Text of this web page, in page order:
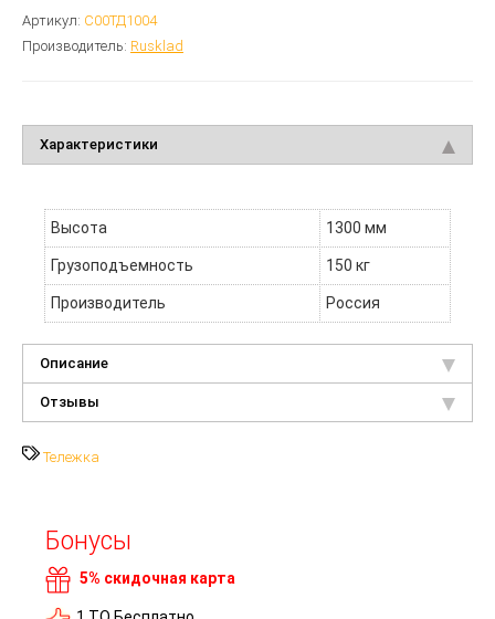
Артикул: С00ТД1004
Производитель: Rusklad
Характеристики
Высота 1300 мм
Грузоподъемность 150 кг
Производитель Россия
Описание
Отзывы
Тележка
Бонусы
5% скидочная карта